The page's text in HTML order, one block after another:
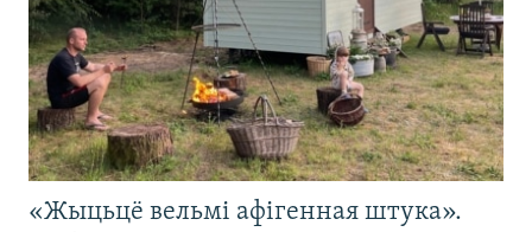
«Жыцьцё вельмі афігенная штука».